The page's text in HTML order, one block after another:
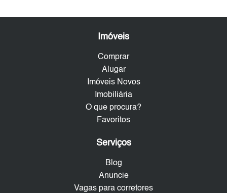
Imóveis
Comprar
Alugar
Imóveis Novos
Imobiliária
O que procura?
Favoritos
Serviços
Blog
Anuncie
Vagas para corretores